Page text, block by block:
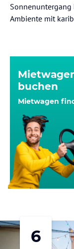
Ambiente mit
buchen
Mietwagen
6